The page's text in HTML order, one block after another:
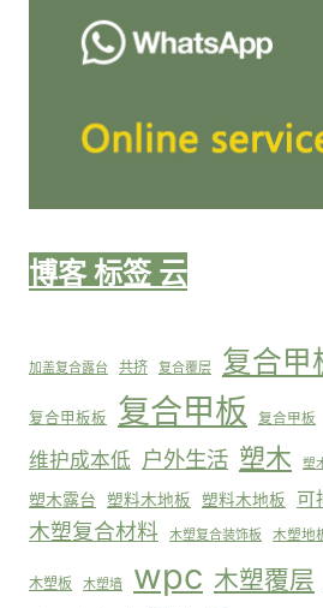
博客 标签 云
加盖复合露台 共挤 复合覆层 复合甲
复合甲板板 复合甲板 复合甲板
维护成本低 户外生活 塑木 塑
塑木露台 塑料木地板 塑料木地板 可
木塑复合材料 木塑复合装饰板 木塑地
木塑板 木塑墙 wpc 木塑覆层